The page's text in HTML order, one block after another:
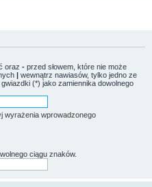
oraz - przed słowem, które nie może
| wewnątrz nawiasów, tylko jedno ze
(*) jako zamiennika dowolnego
wyrażenia wprowadzonego
ciągu znaków.